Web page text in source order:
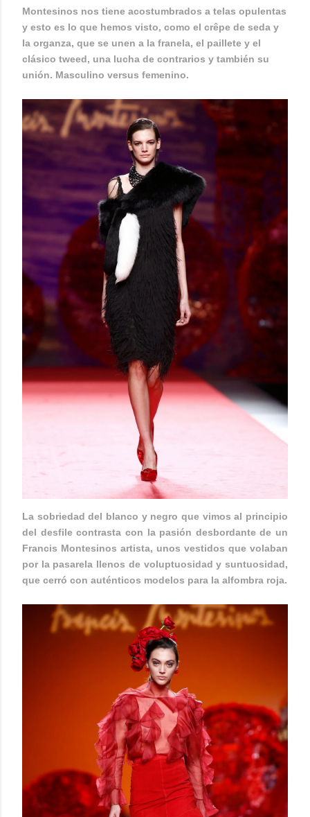
Montesinos nos tiene acostumbrados a telas opulentas
y esto es lo que hemos visto, como el crêpe de seda y
la organza, que se unen a la franela, el paillete y el
clásico tweed, una lucha de contrarios y también su
unión. Masculino versus femenino.
La sobriedad del blanco y negro que vimos al principio
del desfile contrasta con la pasión desbordante de un
Francis Montesinos artista, unos vestidos que volaban
por la pasarela llenos de voluptuosidad y suntuosidad,
que cerró con auténticos modelos para la alfombra roja.